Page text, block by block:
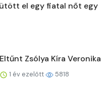
el egy fiatal nőt egy
Eltűnt Zsólya Kíra Veronika
1 év ezelőtt 5818